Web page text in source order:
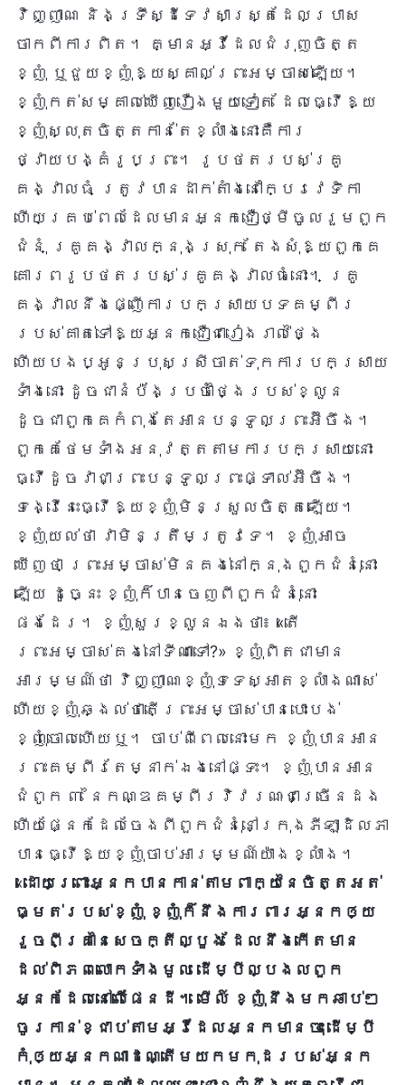
វិញ្ញាណ និងទ្រឹស្ដីទេវសាស្ត្រដែលប្រាស
ចាកពីការពិត។ គ្មានអ្វីដែលជំរុញចិត្ត
ខ្ញុំ ឬជួយខ្ញុំឱ្យស្គាល់ព្រះអម្ចាស់ឡើយ។
ខ្ញុំកត់សម្គាល់ឃើញរឿងមួយទៀត ដែលធ្វើឱ្យ
ខ្ញុំស្លុតចិត្តកាន់តែខ្លាំងនោះគឺការ
ថ្វាយបង្គំរូបព្រះ។ រូបថតរបស់គ្រូ
គង្វាលធំ ត្រូវបានដាក់តាំងនៅក្បែរវេទិកា
ហើយគ្រប់ពេលដែលមានអ្នកជឿថ្មីចូលរួមពួក
ជំនុំ គ្រូគង្វាលក្នុងស្រុក តែងសុំឱ្យពួកគេ
គោរពរូបថតរបស់គ្រូគង្វាលធំនោះ។ គ្រូ
គង្វាលនឹងផ្ញើការបកស្រាយបទគម្ពីរ
របស់គាត់ទៅឱ្យអ្នកជឿជារៀងរាល់ថ្ងៃ
ហើយបងប្អូនប្រុសស្រីចាត់ទុកការបកស្រាយ
ទាំងនោះ ដូចជានំប៉័ងប្រចាំថ្ងៃរបស់ខ្លួន
ដូចជាពួកគេកំពុងតែអានបន្ទូលព្រះអ៊ីចឹង។
ពួកគេថែមទាំងអនុវត្តតាមការបកស្រាយនោះ
ធ្វើដូចវាជាព្រះបន្ទូលព្រះផ្ទាល់អ៊ីចឹង។
ទង្វើនេះធ្វើឱ្យខ្ញុំមិនស្រួលចិត្តឡើយ។
ខ្ញុំយល់ថា វាមិនត្រឹមត្រូវទេ។ ខ្ញុំអាច
ឃើញថា ព្រះអម្ចាស់មិនគង់នៅក្នុងពួកជំនុំនោះ
ឡើយ ដូច្នេះ ខ្ញុំក៏បានចេញពីពួកជំនុំនោះ
ផងដែរ។ ខ្ញុំសួរខ្លួនឯងថា៖ «តើ
ព្រះអម្ចាស់គង់នៅទីណាទៅ?» ខ្ញុំពិតជាមាន
អារម្មណ៍ថា វិញ្ញាណខ្ញុំទទេស្អាតខ្លាំងណាស់
ហើយខ្ញុំឆ្ងល់ថាតើព្រះអម្ចាស់បានបោះបង់
ខ្ញុំចោលហើយឬ។ ចាប់ពីពេលនោះមក ខ្ញុំបានអាន
ព្រះគម្ពីរតែម្នាក់ឯងនៅផ្ទះ។ ខ្ញុំបានអាន
ជំពូក ៣ នៃកណ្ឌគម្ពីរវិវរណៈជាច្រើនដង
ហើយផ្នែកដែលចែងពីពួកជំនុំនៅក្រុងភីឡា‌ដិលភា
បានធ្វើឱ្យខ្ញុំចាប់អារម្មណ៍យ៉ាងខ្លាំង។
«ដោយព្រោះអ្នកបានកាន់តាមពាក្យនៃចិត្តអត់
ធ្មត់របស់ខ្ញុំ ខ្ញុំក៏នឹងការពារអ្នកឲ្យ
រួចពីគ្រានៃសេចក្តីល្បួង ដែលនឹងកើតមាន
ដល់ពិភពលោកទាំងមូល ដើម្បីល្បងលពួក
អ្នកដែលនៅលើផែនដី។ មើល៍ ខ្ញុំនឹងមកឆាប់ៗ
ចូរកាន់ខ្ជាប់តាមអ្វីដែលអ្នកមានចុះ ដើម្បី
កុំឲ្យអ្នកណាដណ្តើមយកមកុដរបស់អ្នក